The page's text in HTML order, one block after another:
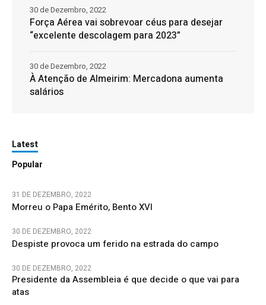
Força Aérea vai sobrevoar céus para desejar
“excelente descolagem para 2023”
30 de Dezembro, 2022
À Atenção de Almeirim: Mercadona aumenta
salários
30 de Dezembro, 2022
Latest
Popular
31 DE DEZEMBRO, 2022
Morreu o Papa Emérito, Bento XVI
30 DE DEZEMBRO, 2022
Despiste provoca um ferido na estrada do campo
30 DE DEZEMBRO, 2022
Presidente da Assembleia é que decide o que vai para
atas